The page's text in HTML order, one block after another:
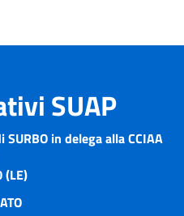
SUAP
SURBO in delega alla CCIAA
(LE)